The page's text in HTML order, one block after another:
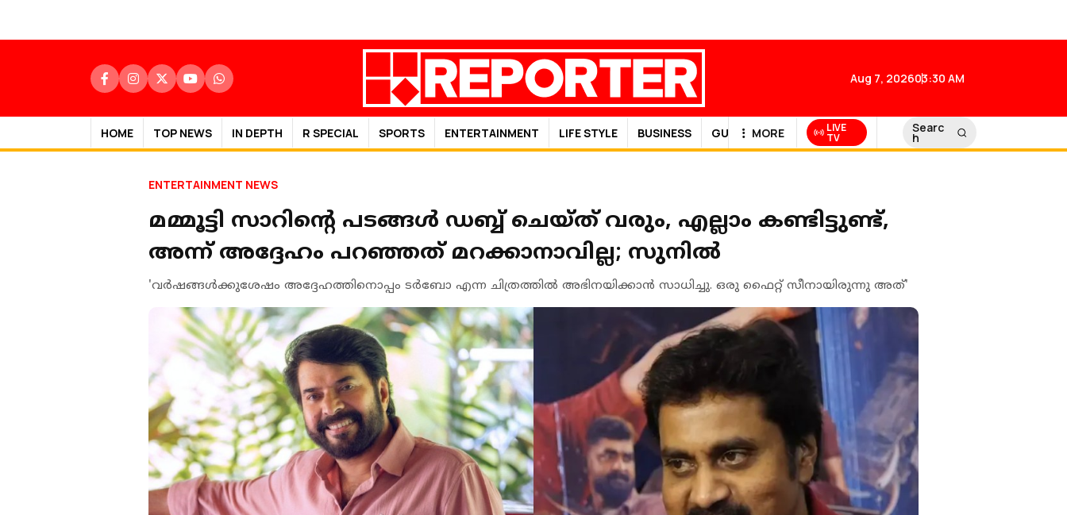
Aug 7, 202603:30 AM
HOME TOP NEWS IN DEPTH R SPECIAL SPORTS ENTERTAINMENT LIFE STYLE BUSINESS GULF NEWS
MORE LIVE
TV
Searc
h
ENTERTAINMENT NEWS
മമ്മൂട്ടി സാറിന്റെ പടങ്ങൾ ഡബ്ബ് ചെയ്ത് വരും, എല്ലാം കണ്ടിട്ടുണ്ട്,
അന്ന് അദ്ദേഹം പറഞ്ഞത് മറക്കാനാവില്ല; സുനിൽ
'വർഷങ്ങൾക്കുശേഷം അദ്ദേഹത്തിനൊപ്പം ടർബോ എന്ന ചിത്രത്തിൽ അഭിനയിക്കാൻ സാധിച്ചു. ഒരു ഫൈറ്റ് സീനായിരുന്നു അത്'